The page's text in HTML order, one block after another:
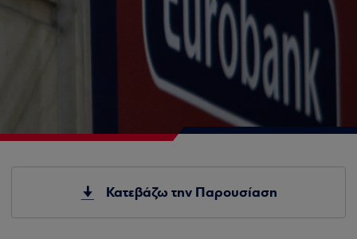
Κατεβάζω την Παρουσίαση